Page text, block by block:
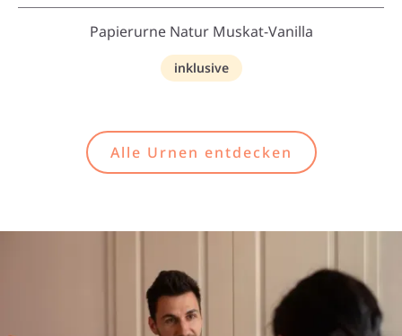
Papierurne Natur Muskat-Vanilla
inklusive
Alle Urnen entdecken